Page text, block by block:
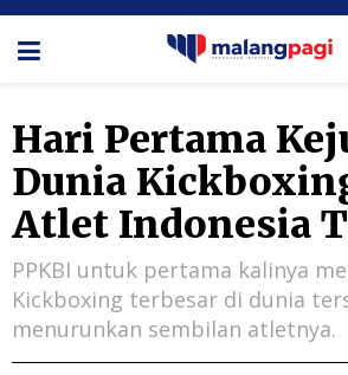
Hari Pertama
Dunia
Atlet Indonesia
PPKBI untuk pertama kalinya
Kickboxing terbesar di dunia
menurunkan sembilan atletnya.